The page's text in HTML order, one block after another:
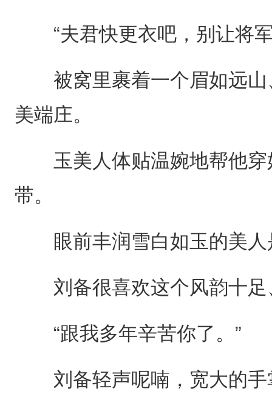
“夫君快更衣吧，别让将军
被窝里裹着一个眉如远山
美端庄。
玉美人体贴温婉地帮他穿
带。
眼前丰润雪白如玉的美人
刘备很喜欢这个风韵十足
“跟我多年辛苦你了。”
刘备轻声呢喃，宽大的手